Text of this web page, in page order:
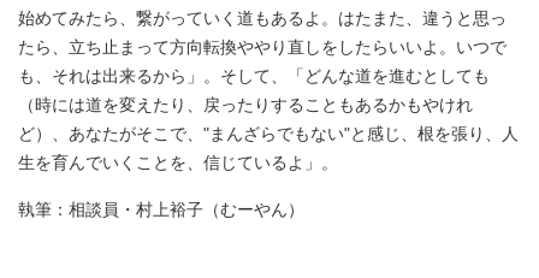
始めてみたら、繋がっていく道もあるよ。はたまた、違うと思っ
たら、立ち止まって方向転換ややり直しをしたらいいよ。いつで
も、それは出来るから」。そして、「どんな道を進むとしても
（時には道を変えたり、戻ったりすることもあるかもやけれ
ど）、あなたがそこで、"まんざらでもない"と感じ、根を張り、人
生を育んでいくことを、信じているよ」。
執筆：相談員・村上裕子（むーやん）